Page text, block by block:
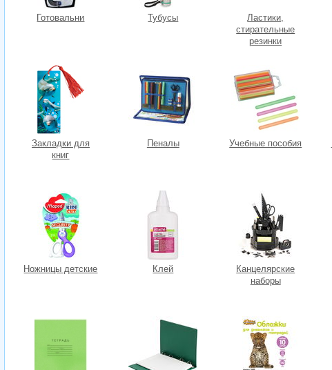
Готовальни Тубусы
Ластики,
стирательные
резинки
Закладки для
книг
Пеналы Учебные пособия
Ножницы детские Клей
Канцелярские
наборы